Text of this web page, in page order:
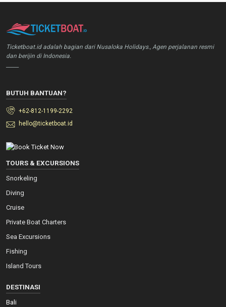
Ticketboat.id adalah bagian dari Nusaloka Holidays., Agen perjalanan resmi
dan berijin di Indonesia.
BUTUH BANTUAN?
+62-812-1199-2292
hello@ticketboat.id
TOURS & EXCURSIONS
Snorkeling
Diving
Cruise
Private Boat Charters
Sea Excursions
Fishing
Island Tours
DESTINASI
Bali